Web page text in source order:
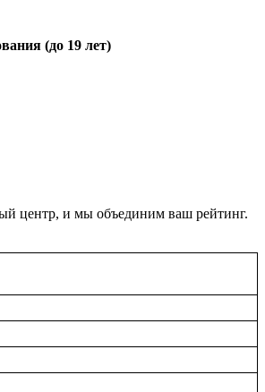
(до 19 лет)
центр, и мы объединим ваш рейтинг.